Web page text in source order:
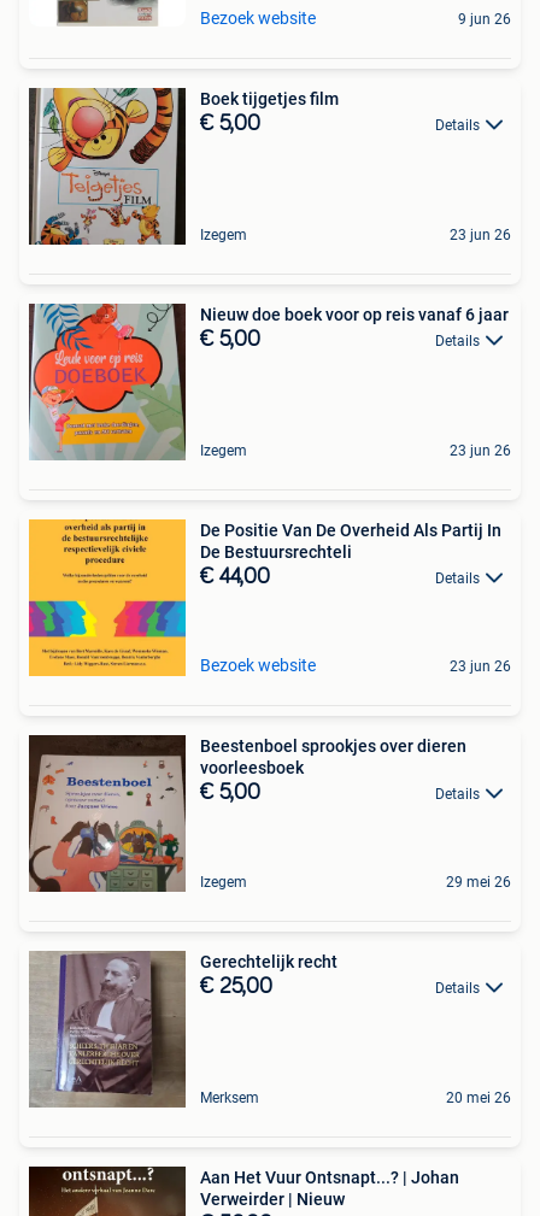
Bezoek website 9 jun 26
Boek tijgetjes film
€ 5,00 Details
Izegem 23 jun 26
Nieuw doe boek voor op reis vanaf 6 jaar
€ 5,00 Details
Izegem 23 jun 26
De Positie Van De Overheid Als Partij In
De Bestuursrechteli
€ 44,00 Details
Bezoek website 23 jun 26
Beestenboel sprookjes over dieren
voorleesboek
€ 5,00 Details
Izegem 29 mei 26
Gerechtelijk recht
€ 25,00 Details
Merksem 20 mei 26
Aan Het Vuur Ontsnapt...? | Johan
Verweirder | Nieuw